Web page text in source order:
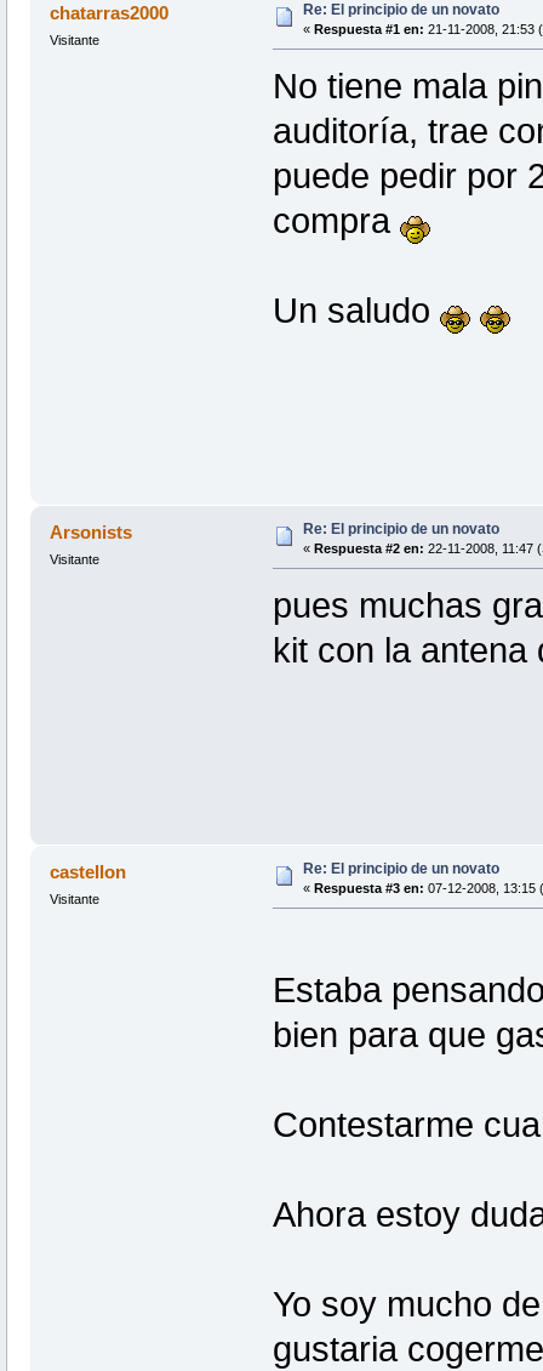
chatarras2000
Visitante
Re: El principio de un novato
« Respuesta #1 en: 21-11-2008, 21:53
No tiene mala
auditoría, trae
puede pedir por
compra
Un saludo
Arsonists
Visitante
Re: El principio de un novato
« Respuesta #2 en: 22-11-2008, 11:47
pues muchas
kit con la antena
castellon
Visitante
Re: El principio de un novato
« Respuesta #3 en: 07-12-2008, 13:15
Estaba
bien para que
Contestarme
Ahora estoy
Yo soy mucho
gustaria